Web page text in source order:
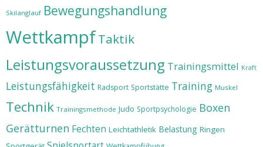
Skilanglauf Bewegungshandlung
WettkampfTaktik
Leistungsvoraussetzung Trainingsmittel Kraft
Leistungsfähigkeit Radsport Sportstätte Training Muskel
Technik Trainingsmethode Judo Sportpsychologie Boxen
Gerätturnen Fechten Leichtathletik Belastung Ringen